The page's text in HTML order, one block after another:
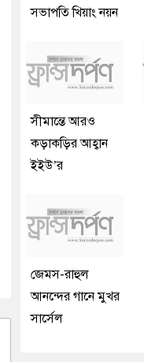
সভাপতি খিয়াং নয়ন
সীমান্তে আরও
কড়াকড়ির আহ্বান
ইইউ’র
জেমস-রাহুল
আনন্দের গানে মুখর
সার্সেল